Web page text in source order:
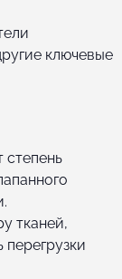
ключевые
степень
тканей,